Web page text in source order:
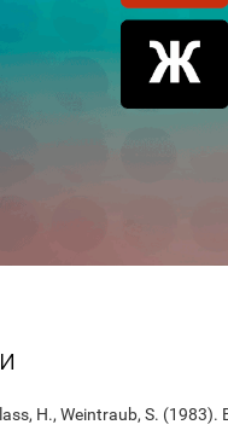
H., Weintraub, S.